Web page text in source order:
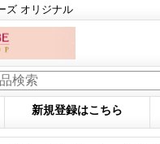
ズ オリジナル
新規登録はこちら